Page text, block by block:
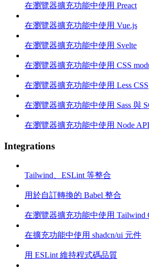
在瀏覽器擴充功能中使用 Preact
在瀏覽器擴充功能中使用 Vue.js
在瀏覽器擴充功能中使用 Svelte
在瀏覽器擴充功能中使用 CSS
在瀏覽器擴充功能中使用 Less CSS
在瀏覽器擴充功能中使用 Sass 與
在瀏覽器擴充功能中使用 Node API
Integrations
Tailwind、ESLint 等整合
用於自訂轉換的 Babel 整合
在瀏覽器擴充功能中使用 Tailwind
在擴充功能中使用 shadcn/ui 元件
用 ESLint 維持程式碼品質